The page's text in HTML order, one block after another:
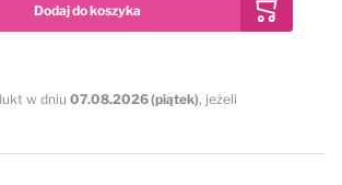
Dodaj do koszyka
w dniu07.08.2026 (piątek), jeżeli